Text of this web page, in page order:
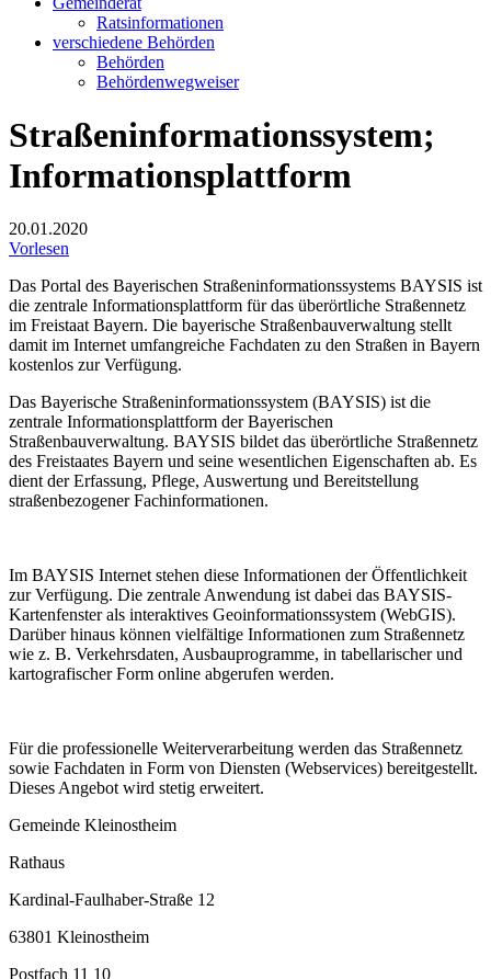
Ratsinformationen
verschiedene Behörden
Behörden
Behördenwegweiser
Straßeninformationssystem;
Informationsplattform
20.01.2020
Vorlesen
Das Portal des Bayerischen Straßeninformationssystems BAYSIS ist
die zentrale Informationsplattform für das überörtliche Straßennetz
im Freistaat Bayern. Die bayerische Straßenbauverwaltung stellt
damit im Internet umfangreiche Fachdaten zu den Straßen in Bayern
kostenlos zur Verfügung.
Das Bayerische Straßeninformationssystem (BAYSIS) ist die
zentrale Informationsplattform der Bayerischen
Straßenbauverwaltung. BAYSIS bildet das überörtliche Straßennetz
des Freistaates Bayern und seine wesentlichen Eigenschaften ab. Es
dient der Erfassung, Pflege, Auswertung und Bereitstellung
straßenbezogener Fachinformationen.
Im BAYSIS Internet stehen diese Informationen der Öffentlichkeit
zur Verfügung. Die zentrale Anwendung ist dabei das BAYSIS-
Kartenfenster als interaktives Geoinformationssystem (WebGIS).
Darüber hinaus können vielfältige Informationen zum Straßennetz
wie z. B. Verkehrsdaten, Ausbauprogramme, in tabellarischer und
kartografischer Form online abgerufen werden.
Für die professionelle Weiterverarbeitung werden das Straßennetz
sowie Fachdaten in Form von Diensten (Webservices) bereitgestellt.
Dieses Angebot wird stetig erweitert.
Gemeinde Kleinostheim
Rathaus
Kardinal-Faulhaber-Straße 12
63801 Kleinostheim
Postfach 11 10